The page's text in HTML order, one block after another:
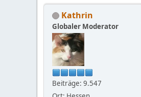
Kathrin
Globaler Moderator
Beiträge: 9.547